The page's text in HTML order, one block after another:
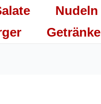
Nudeln
Getränke